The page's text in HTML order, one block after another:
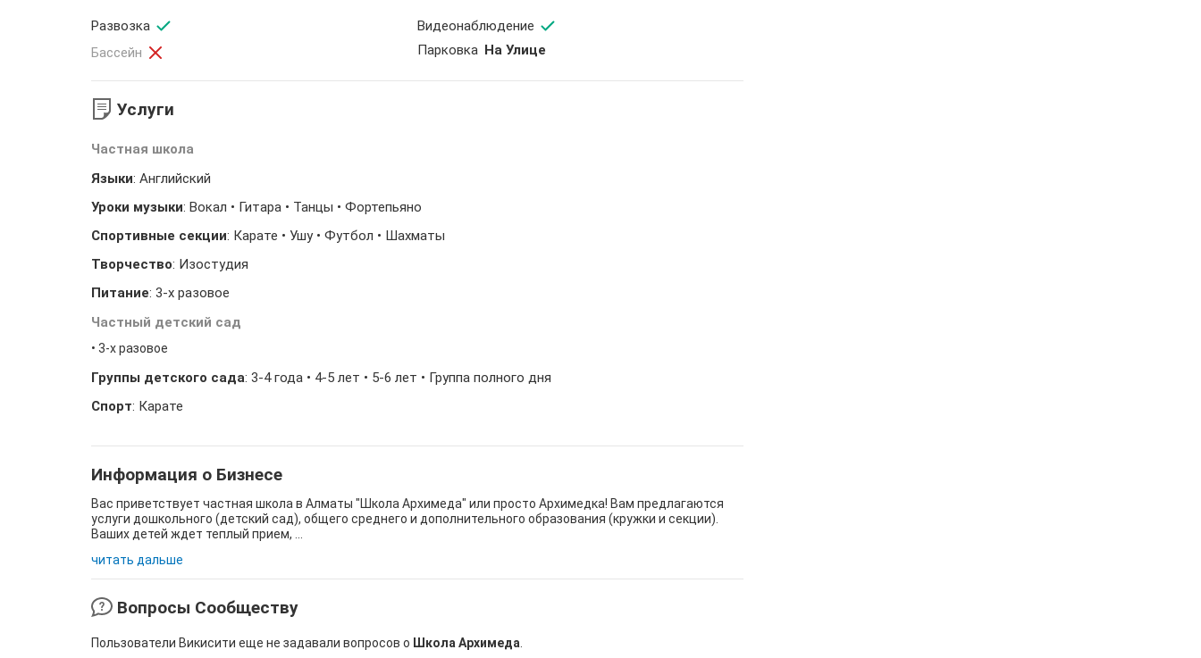
Развозка
Видеонаблюдение
Бассейн
Парковка На Улице
Услуги
Частная школа
Языки: Английский
Уроки музыки: Вокал • Гитара • Танцы • Фортепьяно
Спортивные секции: Карате • Ушу • Футбол • Шахматы
Творчество: Изостудия
Питание: 3-х разовое
Частный детский сад
• 3-х разовое
Группы детского сада: 3-4 года • 4-5 лет • 5-6 лет • Группа полного дня
Спорт: Карате
Информация о Бизнесе
Вас приветствует частная школа в Алматы "Школа Архимеда" или просто Архимедка! Вам предлагаются
услуги дошкольного (детский сад), общего среднего и дополнительного образования (кружки и секции).
Ваших детей ждет теплый прием, ...
читать дальше
Вопросы Сообществу
Пользователи Викисити еще не задавали вопросов о Школа Архимеда